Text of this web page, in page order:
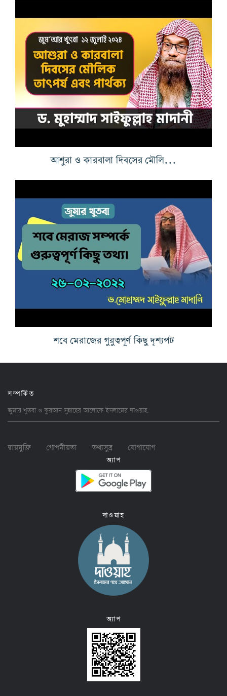
আশুরা ও কারবালা দিবসের মৌলিক তাৎপর্য এবং পার্থক্য
শবে মেরাজের গুরুত্বপূর্ণ কিছু দৃশ্যপট
সম্পর্কিত
জুমার খুতবা ও কুরআন সুন্নাহের আলোকে ইসলামের দাওয়াহ.
দ্বায়মুক্তি গোপনীয়তা তথ্যসুত্র যোগাযোগ
অ্যাপ
দাওয়াহ
অ্যাপ